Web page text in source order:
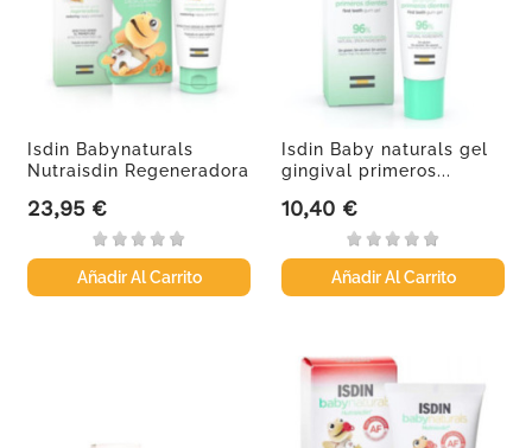
Isdin Babynaturals
Nutraisdin Regeneradora
Precio
23,95 €
Añadir Al Carrito
Isdin Baby naturals gel
gingival primeros...
Precio
10,40 €
Añadir Al Carrito